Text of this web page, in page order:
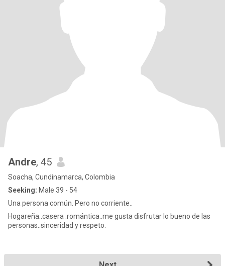
Andre, 45
Soacha, Cundinamarca, Colombia
Seeking: Male 39 - 54
Una persona común. Pero no corriente..
Hogareña..casera .romántica..me gusta disfrutar lo bueno de las
personas..sinceridad y respeto.